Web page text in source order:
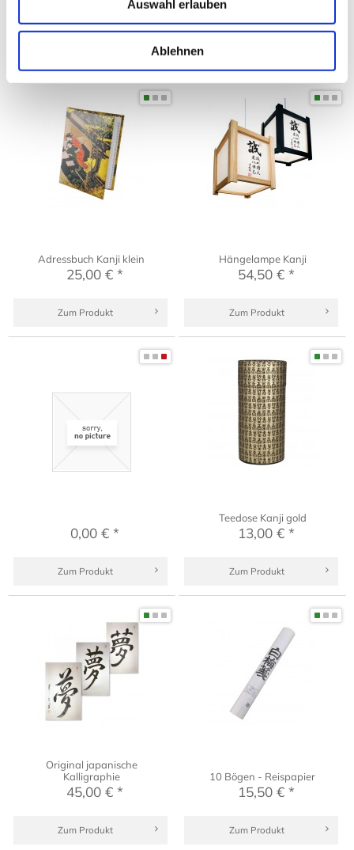
Auswahl erlauben
Ablehnen
Adressbuch Kanji klein
25,00 € *
Zum Produkt
Hängelampe Kanji
54,50 € *
Zum Produkt
0,00 € *
Zum Produkt
Teedose Kanji gold
13,00 € *
Zum Produkt
Original japanische
Kalligraphie
45,00 € *
Zum Produkt
10 Bögen - Reispapier
15,50 € *
Zum Produkt